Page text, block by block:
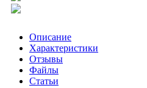
Описание
Характеристики
Отзывы
Файлы
Статьи